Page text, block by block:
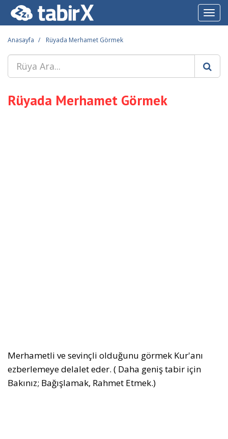
Anasayfa Rüyada Merhamet Görmek
Rüyada Merhamet Görmek
Merhametli ve sevinçli olduğunu görmek Kur'anı
ezberlemeye delalet eder. ( Daha geniş tabir için
Bakınız; Bağışlamak, Rahmet Etmek.)